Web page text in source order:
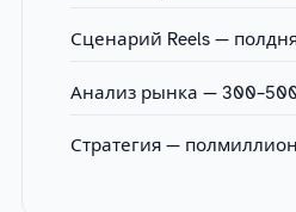
Сценарий Reels —
Анализ рынка —
Стратегия —